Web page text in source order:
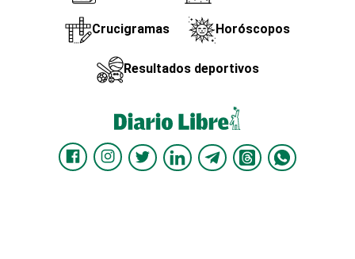
Crucigramas Horóscopos
Resultados deportivos